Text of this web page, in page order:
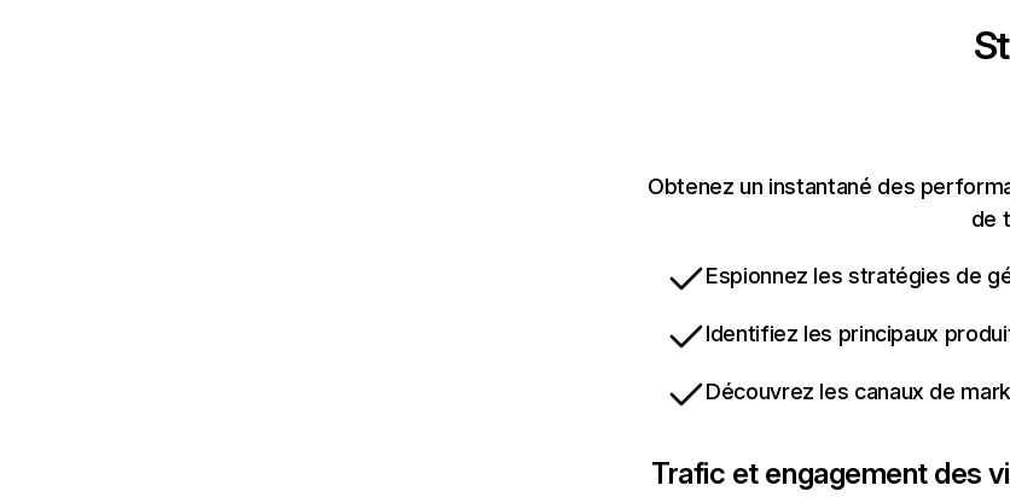
Obtenez un instantané des
de
Espionnez les stratégies de
Identifiez les principaux
Découvrez les canaux de
Trafic et engagement des